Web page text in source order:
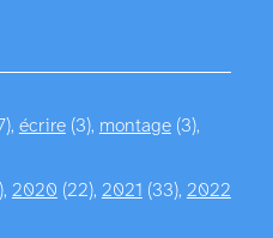
écrire(3), montage(3),
2020 (22), 2021 (33), 2022